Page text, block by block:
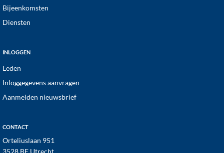
Bijeenkomsten
Diensten
INLOGGEN
Leden
Inloggegevens aanvragen
Aanmelden nieuwsbrief
CONTACT
Orteliuslaan 951
3528 BE Utrecht